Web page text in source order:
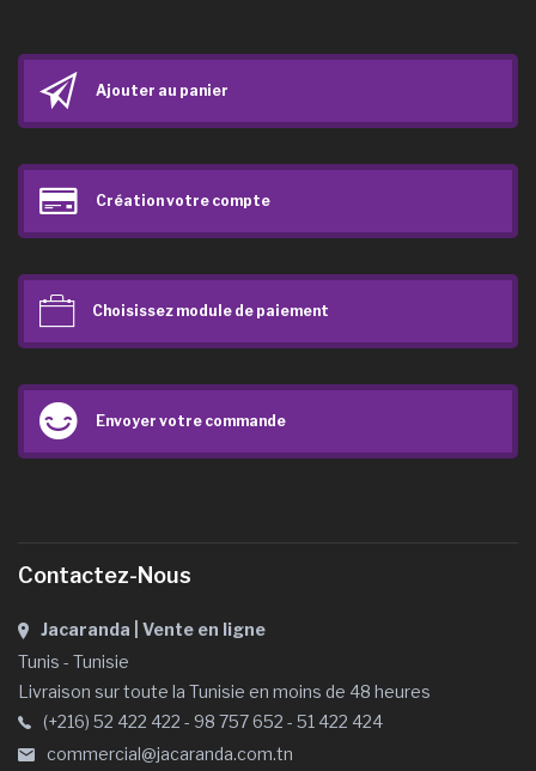
Ajouter au panier
Création votre compte
Choisissez module de paiement
Envoyer votre commande
Contactez-Nous
Jacaranda | Vente en ligne
Tunis - Tunisie
Livraison sur toute la Tunisie en moins de 48 heures
(+216) 52 422 422 - 98 757 652 - 51 422 424
commercial@jacaranda.com.tn